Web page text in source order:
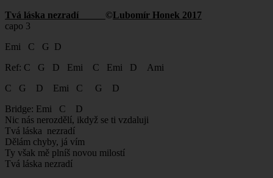
Tvá láska nezradí ©Lubomír Honek 2017
capo 3
Emi C G D
Ref: C G D Emi C Emi D Ami
C G D Emi C G D
Bridge: Emi C D
Nic nás nerozdělí, ikdyž se ti vzdaluji
Tvá láska nezradí
Dělám chyby, já vím
Ty však mě plníš novou milostí
Tvá láska nezradí